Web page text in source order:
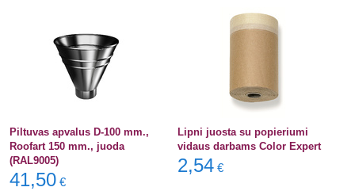
Piltuvas apvalus D-100 mm.,
Roofart 150 mm., juoda
(RAL9005)
41,50 €
Lipni juosta su popieriumi
vidaus darbams Color Expert
2,54 €